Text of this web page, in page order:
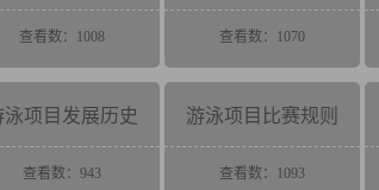
查看数：1008 查看数：1070
泳项目发展历史
查看数：943
游泳项目比赛规则
查看数：1093